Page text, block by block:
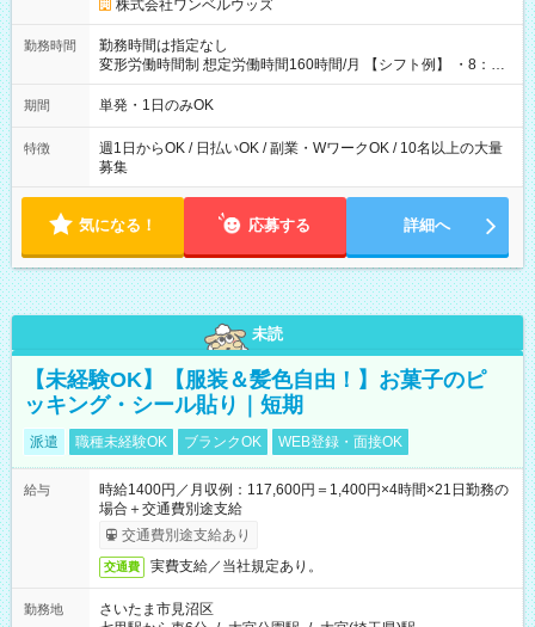
株式会社ワンベルウッズ
勤務時間
勤務時間は指定なし
変形労働時間制 想定労働時間160時間/月 【シフト例】 ・8：00
～21：00
期間 単発・1日のみOK
特徴
週1日からOK / 日払いOK / 副業・WワークOK / 10名以上の大量
募集
気になる！ 応募する 詳細へ
未読
【未経験OK】【服装＆髪色自由！】お菓子のピ
ッキング・シール貼り｜短期
派遣 職種未経験OK ブランクOK WEB登録・面接OK
給与
時給1400円／月収例：117,600円＝1,400円×4時間×21日勤務の
場合＋交通費別途支給
交通費別途支給あり
交通費 実費支給／当社規定あり。
勤務地
さいたま市見沼区